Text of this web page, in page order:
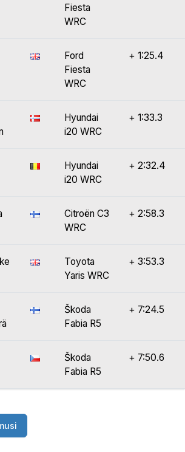
Fiesta
WRC
Ford
Fiesta
WRC
+ 1:25.4
Hyundai
i20 WRC
+ 1:33.3
Hyundai
i20 WRC
+ 2:32.4
Citroën C3
WRC
+ 2:58.3
Toyota
Yaris WRC
+ 3:53.3
Škoda
Fabia R5
+ 7:24.5
Škoda
Fabia R5
+ 7:50.6